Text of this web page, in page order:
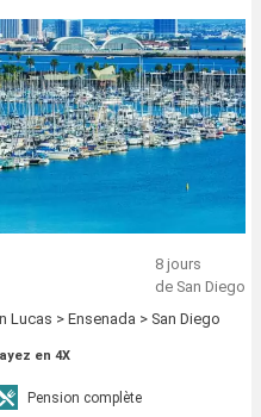
8 jours
de San Diego
Lucas > Ensenada > San Diego
en 4X
Pension complète